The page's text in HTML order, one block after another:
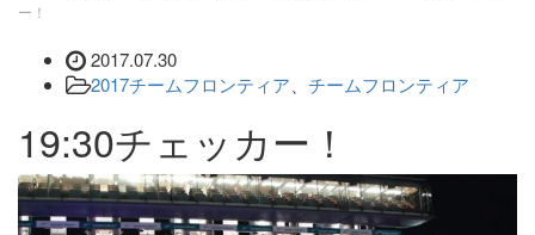
ー！
2017.07.30
2017チームフロンティア
チームフロンティア
19:30チェッカー！